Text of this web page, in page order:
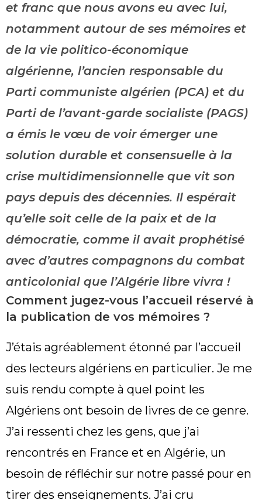
et franc que nous avons eu avec lui,
notamment autour de ses mémoires et
de la vie politico-économique
algérienne, l’ancien responsable du
Parti communiste algérien (PCA) et du
Parti de l’avant-garde socialiste (PAGS)
a émis le vœu de voir émerger une
solution durable et consensuelle à la
crise multidimensionnelle que vit son
pays depuis des décennies. Il espérait
qu’elle soit celle de la paix et de la
démocratie, comme il avait prophétisé
avec d’autres compagnons du combat
anticolonial que l’Algérie libre vivra !
Comment jugez-vous l’accueil réservé à
la publication de vos mémoires ?
J’étais agréablement étonné par l’accueil
des lecteurs algériens en particulier. Je me
suis rendu compte à quel point les
Algériens ont besoin de livres de ce genre.
J’ai ressenti chez les gens, que j’ai
rencontrés en France et en Algérie, un
besoin de réfléchir sur notre passé pour en
tirer des enseignements. J’ai cru